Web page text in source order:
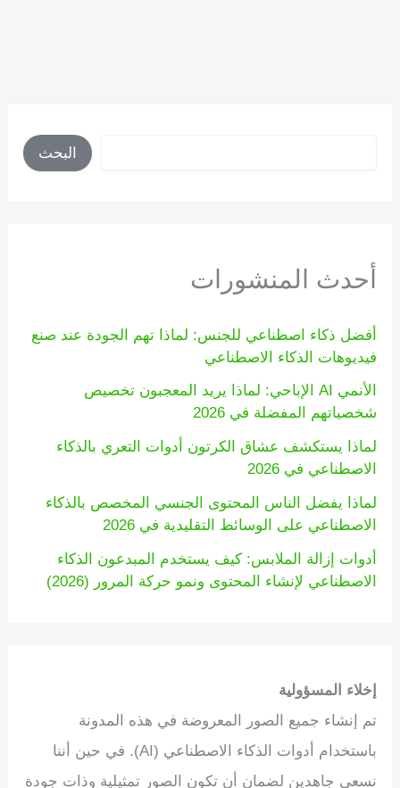
البحث
أحدث المنشورات
أفضل ذكاء اصطناعي للجنس: لماذا تهم الجودة عند صنع
فيديوهات الذكاء الاصطناعي
الأنمي AI الإباحي: لماذا يريد المعجبون تخصيص
شخصياتهم المفضلة في 2026
لماذا يستكشف عشاق الكرتون أدوات التعري بالذكاء
الاصطناعي في 2026
لماذا يفضل الناس المحتوى الجنسي المخصص بالذكاء
الاصطناعي على الوسائط التقليدية في 2026
أدوات إزالة الملابس: كيف يستخدم المبدعون الذكاء
الاصطناعي لإنشاء المحتوى ونمو حركة المرور (2026)
إخلاء المسؤولية
تم إنشاء جميع الصور المعروضة في هذه المدونة
باستخدام أدوات الذكاء الاصطناعي (AI). في حين أننا
نسعى جاهدين لضمان أن تكون الصور تمثيلية وذات جودة